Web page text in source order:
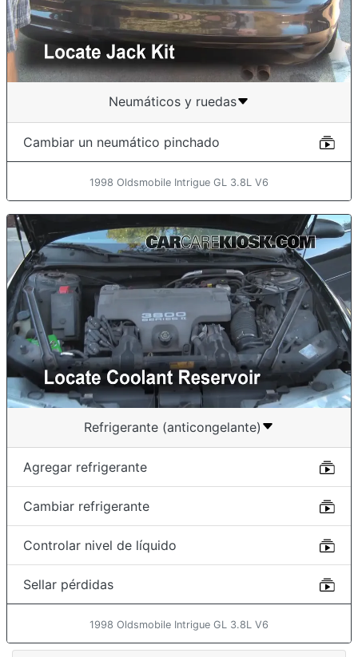
Neumáticos y ruedas
Cambiar un neumático pinchado
1998 Oldsmobile Intrigue GL 3.8L V6
Refrigerante (anticongelante)
Agregar refrigerante
Cambiar refrigerante
Controlar nivel de líquido
Sellar pérdidas
1998 Oldsmobile Intrigue GL 3.8L V6